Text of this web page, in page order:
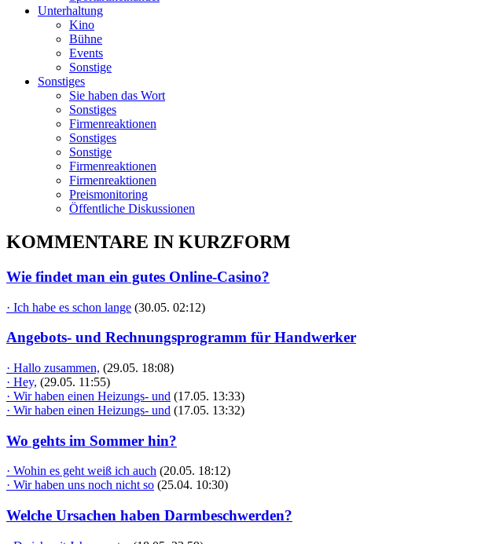
Unterhaltung
Kino
Bühne
Events
Sonstige
Sonstiges
Sie haben das Wort
Sonstiges
Firmenreaktionen
Sonstiges
Sonstige
Firmenreaktionen
Firmenreaktionen
Preismonitoring
Öffentliche Diskussionen
KOMMENTARE IN KURZFORM
Wie findet man ein gutes Online-Casino?
· Ich habe es schon lange (30.05. 02:12)
Angebots- und Rechnungsprogramm für Handwerker
· Hallo zusammen, (29.05. 18:08)
· Hey, (29.05. 11:55)
· Wir haben einen Heizungs- und (17.05. 13:33)
· Wir haben einen Heizungs- und (17.05. 13:32)
Wo gehts im Sommer hin?
· Wohin es geht weiß ich auch (20.05. 18:12)
· Wir haben uns noch nicht so (25.04. 10:30)
Welche Ursachen haben Darmbeschwerden?